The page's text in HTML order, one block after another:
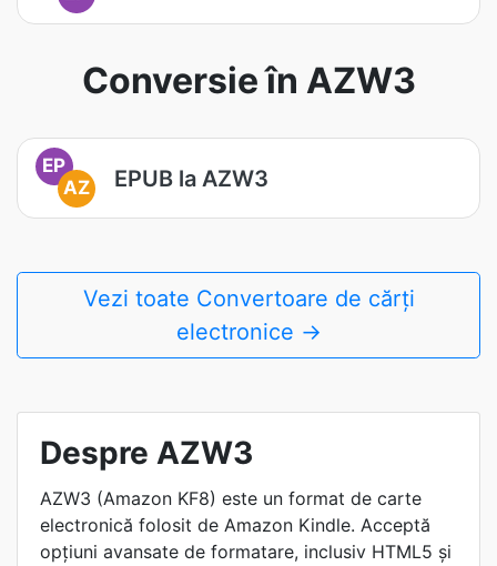
Conversie în AZW3
EP
AZ
EPUB la AZW3
Vezi toate Convertoare de cărți
electronice →
Despre AZW3
AZW3 (Amazon KF8) este un format de carte
electronică folosit de Amazon Kindle. Acceptă
opțiuni avansate de formatare, inclusiv HTML5 și